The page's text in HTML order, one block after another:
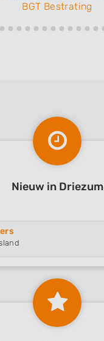
BGT Bestrating
Nieuw in Driezum